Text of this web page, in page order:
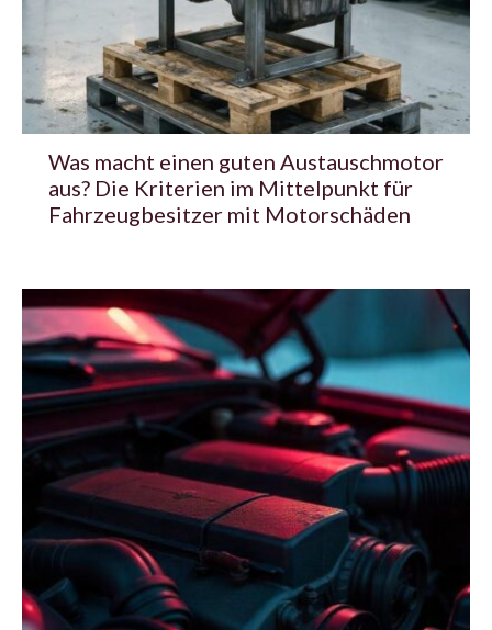
Was macht einen guten Austauschmotor
aus? Die Kriterien im Mittelpunkt für
Fahrzeugbesitzer mit Motorschäden